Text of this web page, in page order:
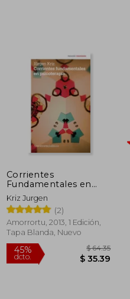
45%
Corrientes
Fundamentales en
Psicoterapia
Kriz Jurgen
(2)
Amorrortu, 2013, 1 Edición,
Tapa Blanda, Nuevo